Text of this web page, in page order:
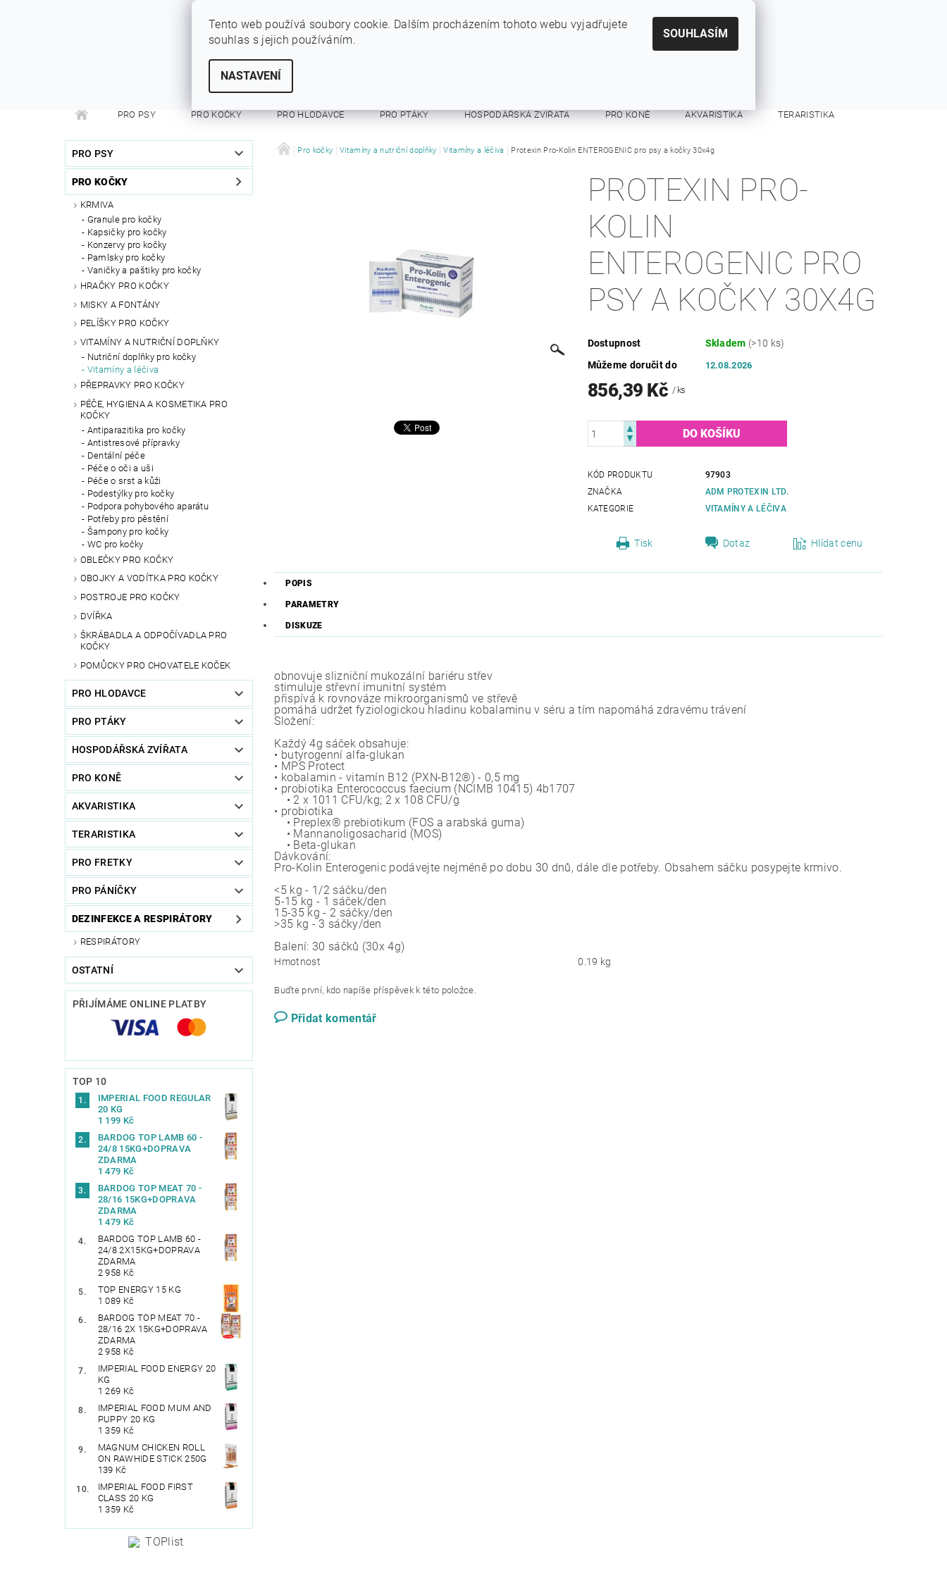
PRO PSY PRO KOČKY PRO HLODAVCE PRO PTÁKY HOSPODÁŘSKÁ ZVÍŘATA PRO KONĚ AKVARISTIKA TERARISTIKA
PRO FRETKY DEZINFEKCE A RESPIRÁTORY OSTATNÍ OBCHODNÍ PODMÍNKY KONTAKTY
PRO PSY
PRO KOČKY
KRMIVA
Granule pro kočky
Kapsičky pro kočky
Konzervy pro kočky
Pamlsky pro kočky
Vaničky a paštiky pro kočky
HRAČKY PRO KOČKY
MISKY A FONTÁNY
PELÍŠKY PRO KOČKY
VITAMÍNY A NUTRIČNÍ DOPLŇKY
Nutriční doplňky pro kočky
Vitamíny a léčiva
PŘEPRAVKY PRO KOČKY
PÉČE, HYGIENA A KOSMETIKA PRO
KOČKY
Antiparazitika pro kočky
Antistresové přípravky
Dentální péče
Péče o oči a uši
Péče o srst a kůži
Podestýlky pro kočky
Podpora pohybového aparátu
Potřeby pro pěstění
Šampony pro kočky
WC pro kočky
OBLEČKY PRO KOČKY
OBOJKY A VODÍTKA PRO KOČKY
POSTROJE PRO KOČKY
DVÍŘKA
ŠKRÁBADLA A ODPOČÍVADLA PRO
KOČKY
POMŮCKY PRO CHOVATELE KOČEK
PRO HLODAVCE
PRO PTÁKY
HOSPODÁŘSKÁ ZVÍŘATA
PRO KONĚ
AKVARISTIKA
TERARISTIKA
PRO FRETKY
PRO PÁNÍČKY
DEZINFEKCE A RESPIRÁTORY
RESPIRÁTORY
OSTATNÍ
PŘIJÍMÁME ONLINE PLATBY
TOP 10
IMPERIAL FOOD REGULAR
20 KG
1 199 Kč
BARDOG TOP LAMB 60 -
24/8 15KG+DOPRAVA
ZDARMA
1 479 Kč
BARDOG TOP MEAT 70 -
28/16 15KG+DOPRAVA
ZDARMA
1 479 Kč
BARDOG TOP LAMB 60 -
24/8 2X15KG+DOPRAVA
ZDARMA
2 958 Kč
TOP ENERGY 15 KG
1 089 Kč
BARDOG TOP MEAT 70 -
28/16 2X 15KG+DOPRAVA
ZDARMA
2 958 Kč
IMPERIAL FOOD ENERGY 20
KG
1 269 Kč
IMPERIAL FOOD MUM AND
PUPPY 20 KG
1 359 Kč
MAGNUM CHICKEN ROLL
ON RAWHIDE STICK 250G
139 Kč
IMPERIAL FOOD FIRST
CLASS 20 KG
1 359 Kč
Pro kočky Vitamíny a nutriční doplňky Vitamíny a léčiva Protexin Pro-Kolin ENTEROGENIC pro psy a kočky 30x4g
PROTEXIN PRO-
KOLIN
ENTEROGENIC PRO
PSY A KOČKY 30X4G
Dostupnost Skladem (>10 ks)
Můžeme doručit do
12.08.2026
856,39 Kč / ks
KÓD PRODUKTU
97903
ZNAČKA
ADM PROTEXIN LTD.
KATEGORIE
VITAMÍNY A LÉČIVA
Tisk Dotaz Hlídat cenu
POPIS
PARAMETRY
DISKUZE
obnovuje slizniční mukozální bariéru střev
stimuluje střevní imunitní systém
přispívá k rovnováze mikroorganismů ve střevě
pomáhá udržet fyziologickou hladinu kobalaminu v séru a tím napomáhá zdravému trávení
Složení:
Každý 4g sáček obsahuje:
• butyrogenní alfa-glukan
• MPS Protect
• kobalamin - vitamín B12 (PXN-B12®) - 0,5 mg
• probiotika Enterococcus faecium (NCIMB 10415) 4b1707
• 2 x 1011 CFU/kg; 2 x 108 CFU/g
• probiotika
• Preplex® prebiotikum (FOS a arabská guma)
• Mannanoligosacharid (MOS)
• Beta-glukan
Dávkování:
Pro-Kolin Enterogenic podávejte nejméně po dobu 30 dnů, dále dle potřeby. Obsahem sáčku posypejte krmivo.
<5 kg - 1/2 sáčku/den
5-15 kg - 1 sáček/den
15-35 kg - 2 sáčky/den
>35 kg - 3 sáčky/den
Balení: 30 sáčků (30x 4g)
Hmotnost 0.19 kg
Buďte první, kdo napíše příspěvek k této položce.
Přidat komentář
Tento web používá soubory cookie. Dalším procházením tohoto webu vyjadřujete
souhlas s jejich používáním.
NASTAVENÍ
SOUHLASÍM